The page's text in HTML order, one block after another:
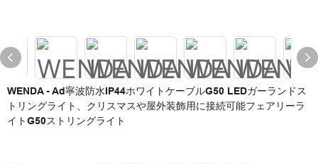
WENDA - Ad寧波防水IP44ホワイトケーブルG50 LEDガーランドス
トリングライト、クリスマスや屋外装飾用に接続可能フェアリーラ
イトG50ストリングライト